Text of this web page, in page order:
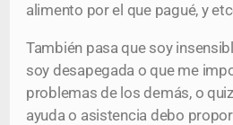
alimento por el que pagué, y
También pasa que soy
soy desapegada o que me
problemas de los demás, o
ayuda o asistencia debo